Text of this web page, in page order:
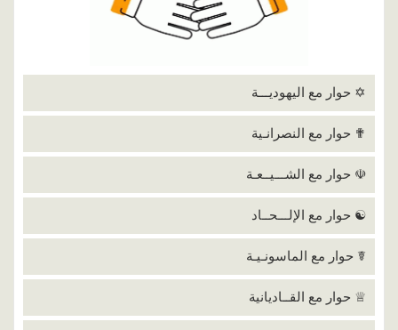
✡ حوار مع اليهوديـــة
✟ حوار مع النصرانـية
☫ حوار مع الشـــيــعـة
☯ حوار مع الإلـــحــاد
☤ حوار مع الماسونـيـة
♕ حوار مع القــاديانية